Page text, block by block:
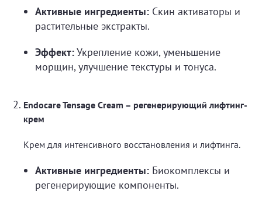
Активные ингредиенты: Скин активаторы и
растительные экстракты.
Эффект:Укрепление кожи, уменьшение
морщин, улучшение текстуры и тонуса.
Endocare Tensage Cream – регенерирующий лифтинг-
крем
Крем для интенсивного восстановления и лифтинга.
Активные ингредиенты: Биокомплексы и
регенерирующие компоненты.